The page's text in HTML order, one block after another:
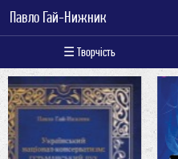
Павло Гай-Нижник
☰ Творчість